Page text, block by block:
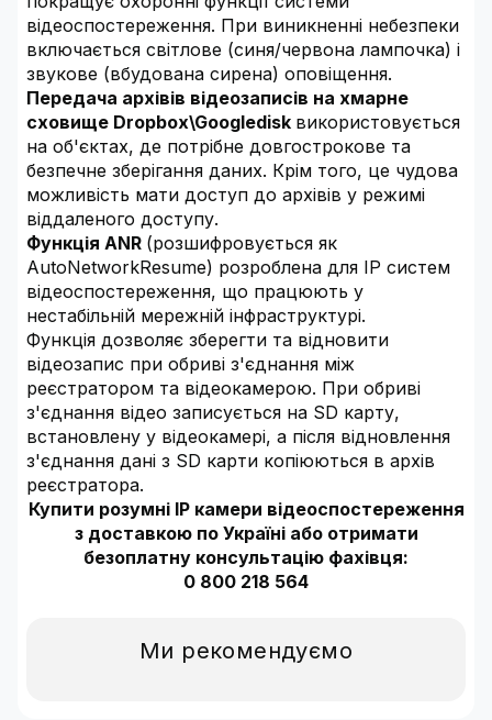
відеоспостереження. При виникненні небезпеки
включається світлове (синя/червона лампочка) і
звукове (вбудована сирена) оповіщення.
Передача архівів відеозаписів на хмарне
сховище Dropbox\Googledisk використовується
на об'єктах, де потрібне довгострокове та
безпечне зберігання даних. Крім того, це чудова
можливість мати доступ до архівів у режимі
віддаленого доступу.
Функція ANR (розшифровується як
AutoNetworkResume) розроблена для IP систем
відеоспостереження, що працюють у
нестабільній мережній інфраструктурі.
Функція дозволяє зберегти та відновити
відеозапис при обриві з'єднання між
реєстратором та відеокамерою. При обриві
з'єднання відео записується на SD карту,
встановлену у відеокамері, а після відновлення
з'єднання дані з SD карти копіюються в архів
реєстратора.
Купити розумні IP камери відеоспостереження
з доставкою по Україні або отримати
безоплатну консультацію фахівця:
0 800 218 564
Ми рекомендуємо